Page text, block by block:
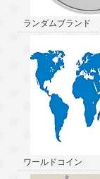
ランダムブランド
ワールドコイン